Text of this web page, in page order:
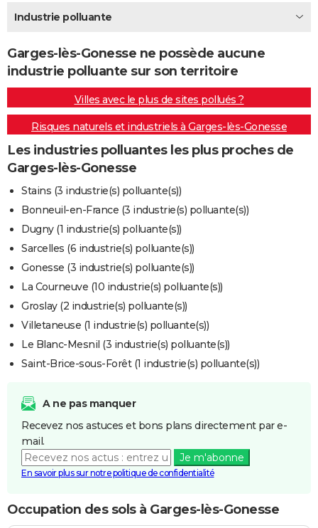
Destinations
City break
Voyage nature
Voyage de noces
Forum
Climat
+PHOTO
GUIDES D'ACHAT
BONS PLANS
CARTE DE VOEUX
Carte de Noël
Carte Bonne année
Carte Saint-Valentin
Carte Pâques
Carte d'anniversaire
DICTIONNAIRE
Dictionnaire
Biographies
Citations
Expressions
Proverbes
PROGRAMME TV
COPAINS D'AVANT
S'inscrire
Se connecter
Lycées
Collèges
Primaires
Universités
Entreprises
Service militaire
Avis de recherche
FORUM
Bricolage
Lifestyle
Culture
Sport
Auto
Television
Voyage
Cinema
Industrie polluante
Garges-lès-Gonesse ne possède aucune
industrie polluante sur son territoire
Villes avec le plus de sites pollués ?
Risques naturels et industriels à Garges-lès-Gonesse
Les industries polluantes les plus proches de
Garges-lès-Gonesse
Stains (3 industrie(s) polluante(s))
Bonneuil-en-France (3 industrie(s) polluante(s))
Dugny (1 industrie(s) polluante(s))
Sarcelles (6 industrie(s) polluante(s))
Gonesse (3 industrie(s) polluante(s))
La Courneuve (10 industrie(s) polluante(s))
Groslay (2 industrie(s) polluante(s))
Villetaneuse (1 industrie(s) polluante(s))
Le Blanc-Mesnil (3 industrie(s) polluante(s))
Saint-Brice-sous-Forêt (1 industrie(s) polluante(s))
A ne pas manquer
Recevez nos astuces et bons plans directement par e-
mail.
Je m'abonne
En savoir plus sur notre politique de confidentialité
Occupation des sols à Garges-lès-Gonesse